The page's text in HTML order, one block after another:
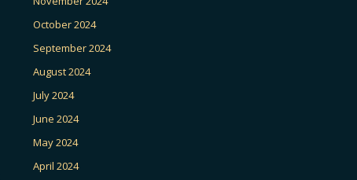
October 2024
September 2024
August 2024
July 2024
June 2024
May 2024
April 2024